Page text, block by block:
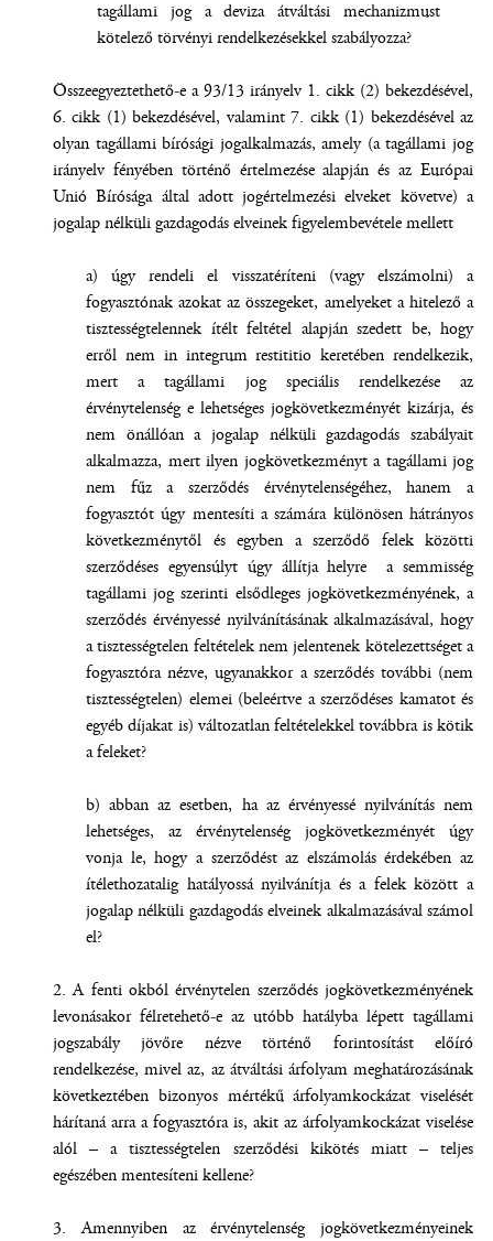
tagállami jog a deviza átváltási mechanizmust
kötelező törvényi rendelkezésekkel szabályozza?
Összeegyeztethető-e a 93/13 irányelv 1. cikk (2) bekezdésével,
6. cikk (1) bekezdésével, valamint 7. cikk (1) bekezdésével az
olyan tagállami bírósági jogalkalmazás, amely (a tagállami jog
irányelv fényében történő értelmezése alapján és az Európai
Unió Bírósága által adott jogértelmezési elveket követve) a
jogalap nélküli gazdagodás elveinek figyelembevétele mellett
a) úgy rendeli el visszatéríteni (vagy elszámolni) a
fogyasztónak azokat az összegeket, amelyeket a hitelező a
tisztességtelennek ítélt feltétel alapján szedett be, hogy
erről nem in integrum restititio keretében rendelkezik,
mert a tagállami jog speciális rendelkezése az
érvénytelenség e lehetséges jogkövetkezményét kizárja, és
nem önállóan a jogalap nélküli gazdagodás szabályait
alkalmazza, mert ilyen jogkövetkezményt a tagállami jog
nem fűz a szerződés érvénytelenségéhez, hanem a
fogyasztót úgy mentesíti a számára különösen hátrányos
következménytől és egyben a szerződő felek közötti
szerződéses egyensúlyt úgy állítja helyre a semmisség
tagállami jog szerinti elsődleges jogkövetkezményének, a
szerződés érvényessé nyilvánításának alkalmazásával, hogy
a tisztességtelen feltételek nem jelentenek kötelezettséget a
fogyasztóra nézve, ugyanakkor a szerződés további (nem
tisztességtelen) elemei (beleértve a szerződéses kamatot és
egyéb díjakat is) változatlan feltételekkel továbbra is kötik
a feleket?
b) abban az esetben, ha az érvényessé nyilvánítás nem
lehetséges, az érvénytelenség jogkövetkezményét úgy
vonja le, hogy a szerződést az elszámolás érdekében az
ítélethozatalig hatályossá nyilvánítja és a felek között a
jogalap nélküli gazdagodás elveinek alkalmazásával számol
el?
2. A fenti okból érvénytelen szerződés jogkövetkezményének
levonásakor félretehető-e az utóbb hatályba lépett tagállami
jogszabály jövőre nézve történő forintosítást előíró
rendelkezése, mivel az, az átváltási árfolyam meghatározásának
következtében bizonyos mértékű árfolyamkockázat viselését
hárítaná arra a fogyasztóra is, akit az árfolyamkockázat viselése
alól – a tisztességtelen szerződési kikötés miatt – teljes
egészében mentesíteni kellene?
3. Amennyiben az érvénytelenség jogkövetkezményeinek